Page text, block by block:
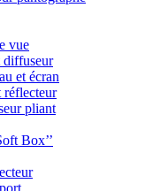
vue
diffuseur
et écran
réflecteur
pliant
Box’’